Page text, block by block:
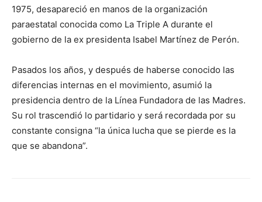
1975, desapareció en manos de la organización
paraestatal conocida como La Triple A durante el
gobierno de la ex presidenta Isabel Martínez de Perón.
Pasados los años, y después de haberse conocido las
diferencias internas en el movimiento, asumió la
presidencia dentro de la Línea Fundadora de las Madres.
Su rol trascendió lo partidario y será recordada por su
constante consigna “la única lucha que se pierde es la
que se abandona”.